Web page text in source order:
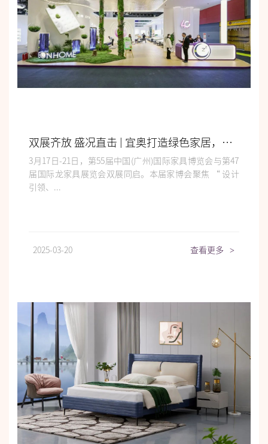
双展齐放 盛况直击 | 宜奥打造绿色家居，让睡眠更自然
3月17日-21日，第55届中国(广州)国际家具博览会与第47
届国际龙家具展览会双展同启。本届家博会聚焦 “ 设计
引领、...
2025-03-20 查看更多 >